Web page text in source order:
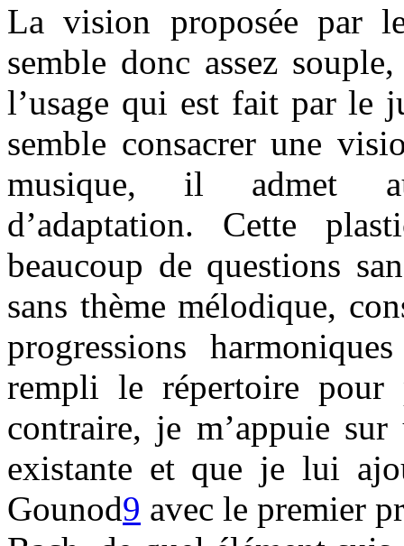
La vision proposée par
semble donc assez
l’usage qui est fait par le
semble consacrer une
musique, il admet
d’adaptation. Cette
beaucoup de questions
sans thème mélodique,
progressions
rempli le répertoire
contraire, je m’appuie sur
existante et que je lui
Gounod9 avec le premier